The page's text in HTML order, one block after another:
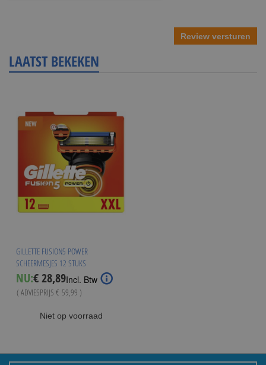
Review versturen
LAATST BEKEKEN
GILLETTE FUSION5 POWER
SCHEERMESJES 12 STUKS
NU:Special
Price
€ 28,89Incl. Btw
( ADVIESPRIJS € 59,99 )
Niet op voorraad